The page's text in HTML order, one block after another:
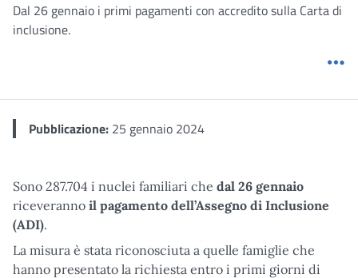
Dal 26 gennaio i primi pagamenti con accredito sulla Carta di
inclusione.
Pubblicazione: 25 gennaio 2024
Sono 287.704 i nuclei familiari che dal 26 gennaio
riceveranno il pagamento dell’Assegno di Inclusione
(ADI).
La misura è stata riconosciuta a quelle famiglie che
hanno presentato la richiesta entro i primi giorni di